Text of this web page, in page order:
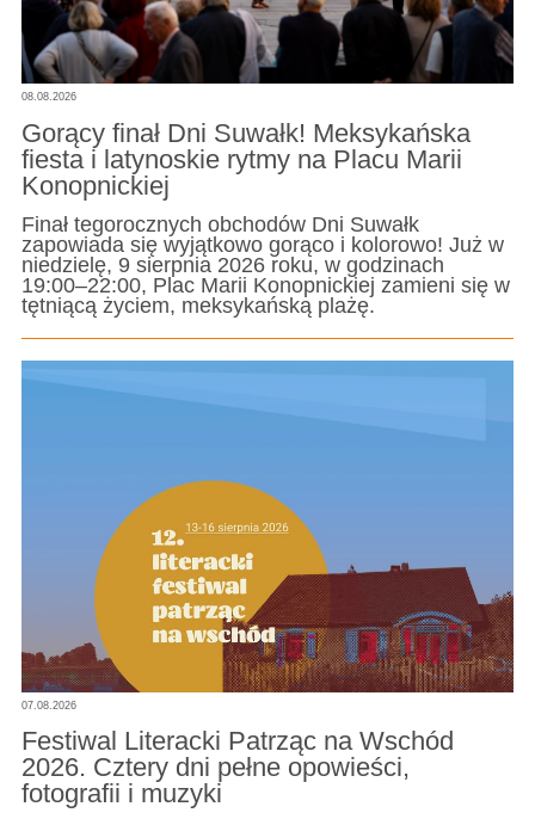
08.08.2026
Gorący finał Dni Suwałk! Meksykańska
fiesta i latynoskie rytmy na Placu Marii
Konopnickiej
Finał tegorocznych obchodów Dni Suwałk
zapowiada się wyjątkowo gorąco i kolorowo! Już w
niedzielę, 9 sierpnia 2026 roku, w godzinach
19:00–22:00, Plac Marii Konopnickiej zamieni się w
tętniącą życiem, meksykańską plażę.
07.08.2026
Festiwal Literacki Patrząc na Wschód
2026. Cztery dni pełne opowieści,
fotografii i muzyki